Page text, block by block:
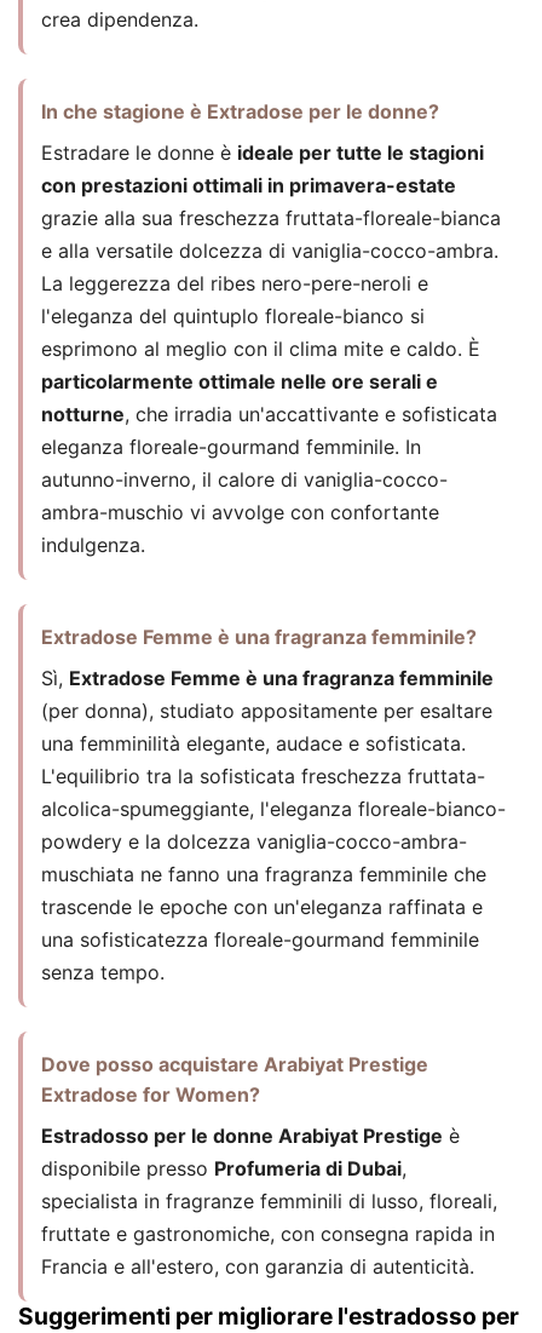
crea dipendenza.
In che stagione è Extradose per le donne?
Estradare le donne è ideale per tutte le stagioni
con prestazioni ottimali in primavera-estate
grazie alla sua freschezza fruttata-floreale-bianca
e alla versatile dolcezza di vaniglia-cocco-ambra.
La leggerezza del ribes nero-pere-neroli e
l'eleganza del quintuplo floreale-bianco si
esprimono al meglio con il clima mite e caldo. È
particolarmente ottimale nelle ore serali e
notturne, che irradia un'accattivante e sofisticata
eleganza floreale-gourmand femminile. In
autunno-inverno, il calore di vaniglia-cocco-
ambra-muschio vi avvolge con confortante
indulgenza.
Extradose Femme è una fragranza femminile?
Sì, Extradose Femme è una fragranza femminile
(per donna), studiato appositamente per esaltare
una femminilità elegante, audace e sofisticata.
L'equilibrio tra la sofisticata freschezza fruttata-
alcolica-spumeggiante, l'eleganza floreale-bianco-
powdery e la dolcezza vaniglia-cocco-ambra-
muschiata ne fanno una fragranza femminile che
trascende le epoche con un'eleganza raffinata e
una sofisticatezza floreale-gourmand femminile
senza tempo.
Dove posso acquistare Arabiyat Prestige
Extradose for Women?
Estradosso per le donne Arabiyat Prestige è
disponibile presso Profumeria di Dubai,
specialista in fragranze femminili di lusso, floreali,
fruttate e gastronomiche, con consegna rapida in
Francia e all'estero, con garanzia di autenticità.
Suggerimenti per migliorare l'estradosso per